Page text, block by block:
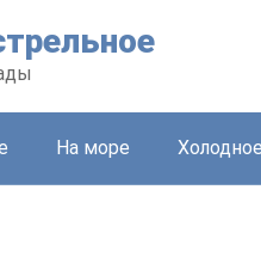
На море Холодное